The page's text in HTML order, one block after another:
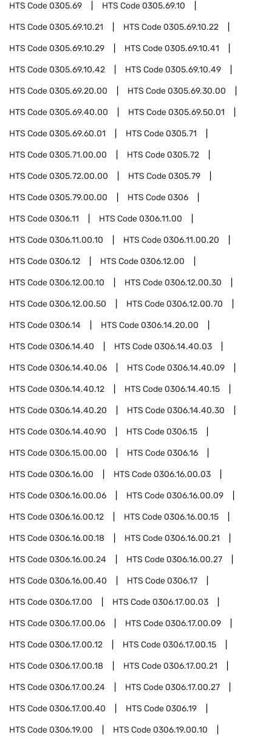
HTS Code0305.69 HTS Code0305.69.10
HTS Code0305.69.10.21 HTS Code0305.69.10.22
HTS Code0305.69.10.29 HTS Code0305.69.10.41
HTS Code0305.69.10.42 HTS Code0305.69.10.49
HTS Code0305.69.20.00 HTS Code0305.69.30.00
HTS Code0305.69.40.00 HTS Code0305.69.50.01
HTS Code0305.69.60.01 HTS Code0305.71
HTS Code0305.71.00.00 HTS Code0305.72
HTS Code0305.72.00.00 HTS Code0305.79
HTS Code0305.79.00.00 HTS Code0306
HTS Code0306.11 HTS Code0306.11.00
HTS Code0306.11.00.10 HTS Code0306.11.00.20
HTS Code0306.12 HTS Code0306.12.00
HTS Code0306.12.00.10 HTS Code0306.12.00.30
HTS Code0306.12.00.50 HTS Code0306.12.00.70
HTS Code0306.14 HTS Code0306.14.20.00
HTS Code0306.14.40 HTS Code0306.14.40.03
HTS Code0306.14.40.06 HTS Code0306.14.40.09
HTS Code0306.14.40.12 HTS Code0306.14.40.15
HTS Code0306.14.40.20 HTS Code0306.14.40.30
HTS Code0306.14.40.90 HTS Code0306.15
HTS Code0306.15.00.00 HTS Code0306.16
HTS Code0306.16.00 HTS Code0306.16.00.03
HTS Code0306.16.00.06 HTS Code0306.16.00.09
HTS Code0306.16.00.12 HTS Code0306.16.00.15
HTS Code0306.16.00.18 HTS Code0306.16.00.21
HTS Code0306.16.00.24 HTS Code0306.16.00.27
HTS Code0306.16.00.40 HTS Code0306.17
HTS Code0306.17.00 HTS Code0306.17.00.03
HTS Code0306.17.00.06 HTS Code0306.17.00.09
HTS Code0306.17.00.12 HTS Code0306.17.00.15
HTS Code0306.17.00.18 HTS Code0306.17.00.21
HTS Code0306.17.00.24 HTS Code0306.17.00.27
HTS Code0306.17.00.40 HTS Code0306.19
HTS Code0306.19.00 HTS Code0306.19.00.10